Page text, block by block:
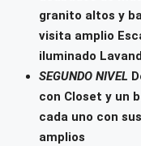
granito altos y
visita amplio
iluminado
SEGUNDO NIVEL
con Closet y un
cada uno con
amplios